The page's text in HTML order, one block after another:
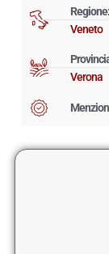
Regione:
Veneto
Verona